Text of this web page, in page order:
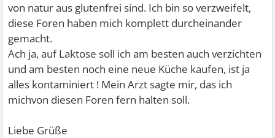
von natur aus glutenfrei sind. Ich bin so verzweifelt,
diese Foren haben mich komplett durcheinander
gemacht.
Ach ja, auf Laktose soll ich am besten auch verzichten
und am besten noch eine neue Küche kaufen, ist ja
alles kontaminiert ! Mein Arzt sagte mir, das ich
michvon diesen Foren fern halten soll.
Liebe Grüße